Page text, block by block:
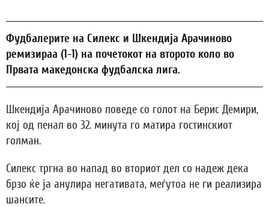
Фудбалерите на Силекс и Шкендија Арачиново
ремизираа (1-1) на почетокот на второто коло во
Првата македонска фудбалска лига.
Шкендија Арачиново поведе со голот на Берис Демири,
кој од пенал во 32. минута го матира гостинскиот
голман.
Силекс тргна во напад во вториот дел со надеж дека
брзо ќе ја анулира негативата, меѓутоа не ги реализира
шансите.